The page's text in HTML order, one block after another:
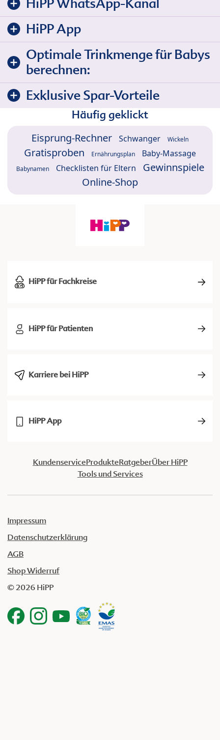
HiPP App
Optimale Trinkmenge für Babys
berechnen:
Exklusive Spar-Vorteile
Häufig geklickt
Eisprung-Rechner Schwanger Wickeln
Gratisproben Ernährungsplan Baby-Massage
Babynamen Checklisten für Eltern
Gewinnspiele
Online-Shop
HiPP für Fachkreise
HiPP für Patienten
Karriere bei HiPP
HiPP App
KundenserviceProdukteRatgeberÜber HiPP
Tools und Services
Impressum
Datenschutzerklärung
AGB
Shop Widerruf
© 2026 HiPP